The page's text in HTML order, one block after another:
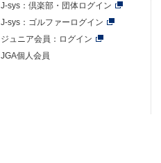
J-sys： 倶楽部・団体ログイン
J-sys：ゴルファーログイン
ジュニア会員：ログイン
JGA個人会員